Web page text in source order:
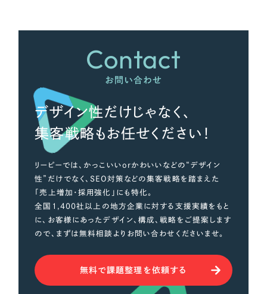
Contact
お問い合わせ
デザイン性だけじゃなく、
集客戦略もお任せください！
リーピーでは、かっこいいorかわいいなどの“デザイン
性”だけでなく、SEO対策などの集客戦略を踏まえた
「売上増加・採用強化」にも特化。
全国1,400社以上の地方企業に対する支援実績をもと
に、お客様にあったデザイン、構成、戦略をご提案します
ので、まずは無料相談よりお問い合わせくださいませ。
無料で課題整理を依頼する